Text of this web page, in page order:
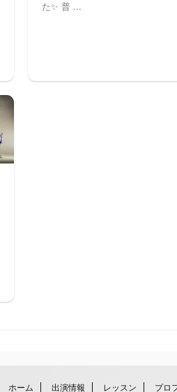
た✨ 普 ...
ホーム 出演情報 レッスン プロ